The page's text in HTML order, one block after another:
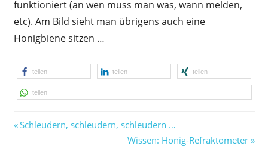
funktioniert (an wen muss man was, wann melden,
etc). Am Bild sieht man übrigens auch eine
Honigbiene sitzen …
teilen teilen teilen
teilen
Beitragsnavigation
Vorheriger
Schleudern, schleudern, schleudern …
Nächster
Wissen: Honig-Refraktometer